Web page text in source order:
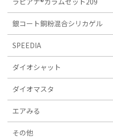
銀コート銅粉混合シリカゲル
SPEEDIA
ダイオシャット
ダイオマスタ
エアみる
その他